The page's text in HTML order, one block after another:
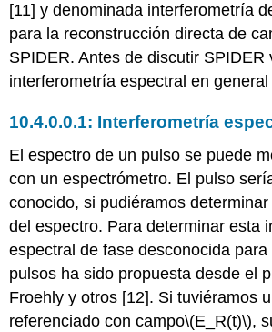
de
fase:
Calibración
de
arañas
de
Láser
Ti:Zafiro
Sub-
Pros
y
contras
de
SPIDER
[11] y denominada interferometría
para la reconstrucción directa de
SPIDER. Antes de discutir SPIDER
interferometría espectral en general
Interferometría
El espectro de un pulso se puede
con un espectrómetro. El pulso
conocido, si pudiéramos
del espectro. Para determinar esta
espectral de fase desconocida
pulsos ha sido propuesta desde el
Froehly y otros [12]. Si tuviéramos
referenciado con campo\(E_R(t)\),